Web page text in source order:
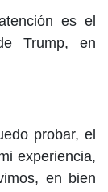
es el
Trump, en
probar, el
experiencia,
en bien